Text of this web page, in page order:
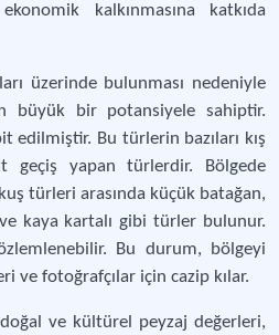
kalkınmasına katkıda
üzerinde bulunması nedeniyle
büyük bir potansiyele sahiptir.
edilmiştir. Bu türlerin bazıları kış
geçiş yapan türlerdir. Bölgede
türleri arasında küçük batağan,
kaya kartalı gibi türler bulunur.
Bu durum, bölgeyi
ve fotoğrafçılar için cazip kılar​​.
ve kültürel peyzaj değerleri,